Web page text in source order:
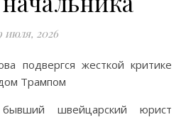
июля, 2026
Трампом
швейцарский юрист